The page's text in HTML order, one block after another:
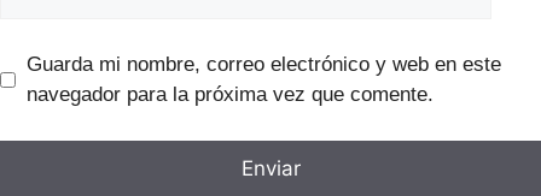
Guarda mi nombre, correo electrónico y web en este
navegador para la próxima vez que comente.